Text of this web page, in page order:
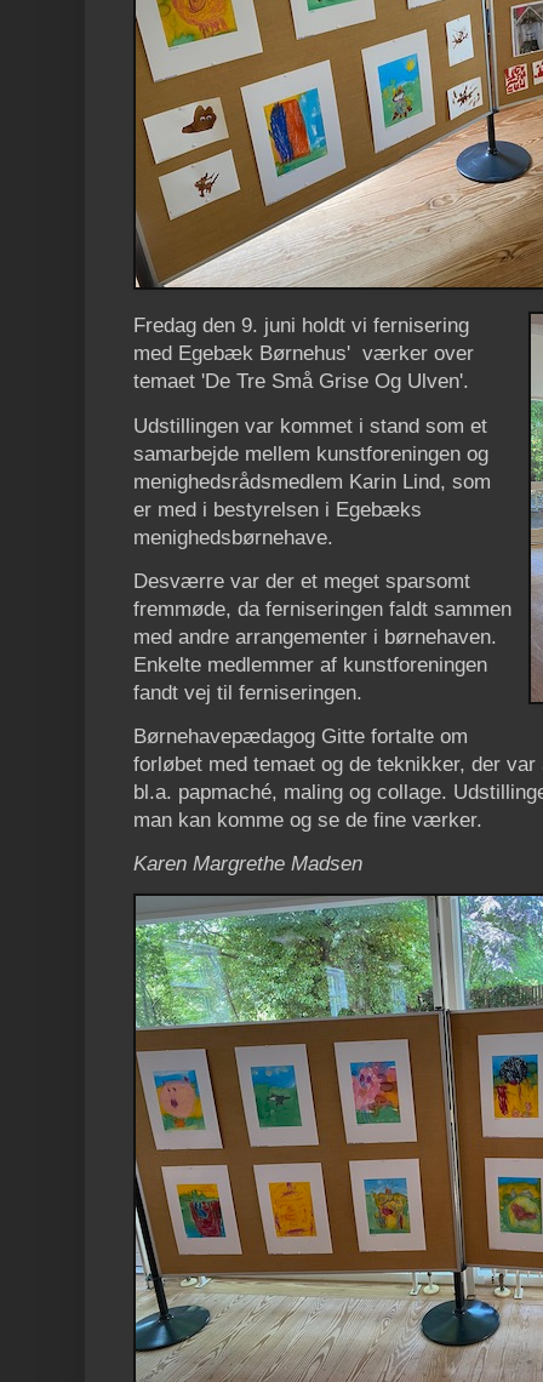
Fredag den 9. juni holdt vi fernisering
med Egebæk Børnehus' værker over
temaet 'De Tre Små Grise Og Ulven'.
Udstillingen var kommet i stand som et
samarbejde mellem kunstforeningen og
menighedsrådsmedlem Karin Lind, som
er med i bestyrelsen i Egebæks
menighedsbørnehave.
Desværre var der et meget sparsomt
fremmøde, da ferniseringen faldt sammen
med andre arrangementer i børnehaven.
Enkelte medlemmer af kunstforeningen
fandt vej til ferniseringen.
Børnehavepædagog Gitte fortalte om
forløbet med temaet og de teknikker, der
bl.a. papmaché, maling og collage.
man kan komme og se de fine værker.
Karen Margrethe Madsen